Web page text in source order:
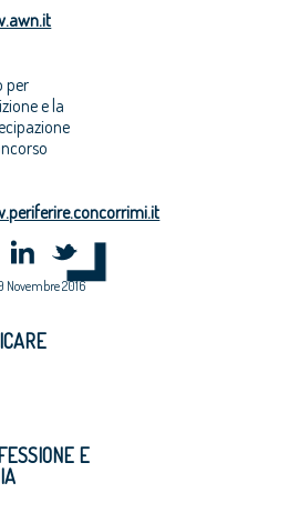
per
e la
Novembre 2016
E